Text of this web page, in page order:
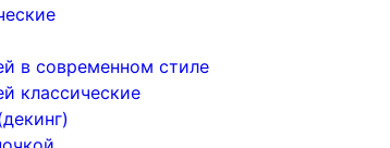
в современном стиле
классические